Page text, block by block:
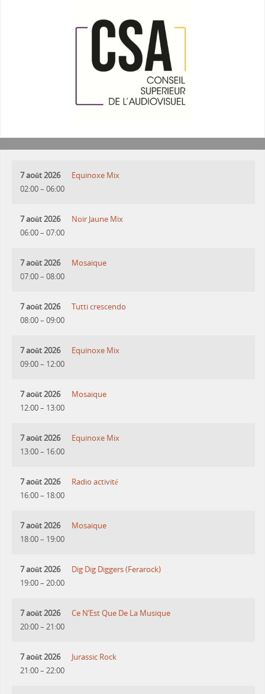
7 août 2026
02:00– 06:00
Equinoxe Mix
7 août 2026
06:00– 07:00
Noir Jaune Mix
7 août 2026
07:00– 08:00
Mosaique
7 août 2026
08:00– 09:00
Tutti crescendo
7 août 2026
09:00– 12:00
Equinoxe Mix
7 août 2026
12:00– 13:00
Mosaique
7 août 2026
13:00– 16:00
Equinoxe Mix
7 août 2026
16:00– 18:00
Radio activité
7 août 2026
18:00– 19:00
Mosaique
7 août 2026
19:00– 20:00
Dig Dig Diggers (Ferarock)
7 août 2026
20:00– 21:00
Ce N’Est Que De La Musique
7 août 2026
21:00– 22:00
Jurassic Rock